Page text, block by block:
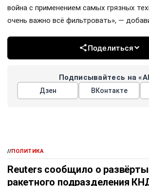
война с применением самых грязных
очень важно всё фильтровать», —
Поделиться
Подписывайтесь на
Дзен ВКонтакте
//ПОЛИТИКА
Reuters сообщило о
ракетного подразделения